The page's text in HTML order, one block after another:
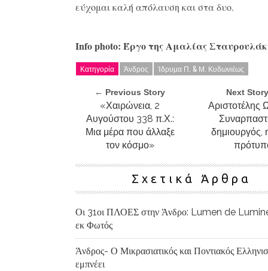
εύχομαι καλή απόλαυση και στα δυο.
Infophoto: Έργο της Αμαλίας
Κατηγορία Άνδρος Ίδρυμα Π. & Μ. Κυδωνιέως
← Previous Story
«Χαιρώνεια, 2
Αυγούστου 338 π.Χ.:
Μια μέρα που άλλαξε
τον κόσμο»
Next
Αριστοτέλης
δημιουργός,
Σχετικά Άρθρα
Οι 31οι ΠΛΟΕΣ στην Άνδρο: Lumen de
εκ Φωτός
Άνδρος- Ο Μικρασιατικός και Ποντιακός
εμπνέει